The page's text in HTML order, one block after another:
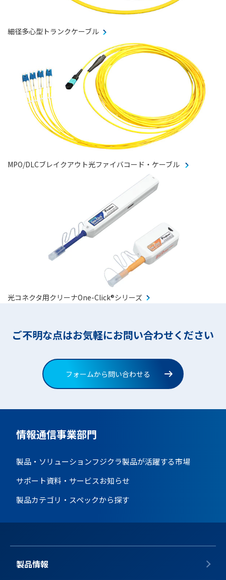
細径多心型トランクケーブル
MPO/DLCブレイクアウト光ファイバコード・ケーブル
光コネクタ用クリーナOne-Click®シリーズ
ご不明な点はお気軽にお問い合わせください
フォームから問い合わせる
情報通信事業部門
製品・ソリューションフジクラ製品が活躍する市場
サポート資料・サービスお知らせ
製品カテゴリ・スペックから探す
製品情報